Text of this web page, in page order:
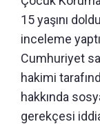
15 yaşını
inceleme
Cumhuriyet
hakimi
hakkında
gerekçesi